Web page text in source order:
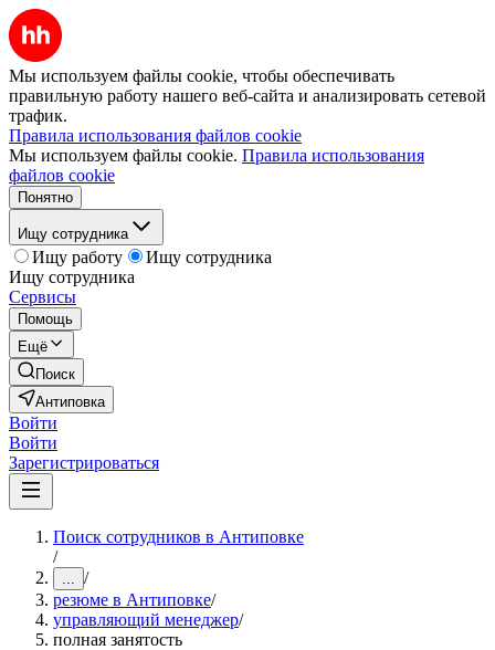
Мы используем файлы cookie, чтобы обеспечивать
правильную работу нашего веб-сайта и анализировать сетевой
трафик.
Правила использования файлов cookie
Мы используем файлы cookie. Правила использования
файлов cookie
Понятно
Ищу сотрудника
Ищу работу
Ищу сотрудника
Ищу сотрудника
Сервисы
Помощь
Ещё
Поиск
Антиповка
Войти
Войти
Зарегистрироваться
Поиск сотрудников в Антиповке
/
... /
резюме в Антиповке/
управляющий менеджер/
полная занятость